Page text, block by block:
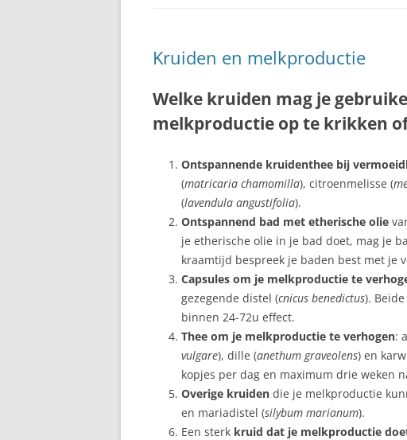
BORSTVOEDING EN DE
FEESTDAGEN
BORSTVOEDING IN HET
OPENBAAR
BORSTWEIGEREN
FLES WEIGEREN
GEWICHT VAN MAMA
GEZIN
KINDEROPVANG
Kruiden en melkproductie
Welke kruiden mag je
melkproductie op te krikken
Ontspannende kruidenthee bij
(matricaria chamomilla), citroenmelisse (
(lavendula angustifolia).
Ontspannend bad met etherische olie
je etherische olie in je bad doet, mag je
kraamtijd bespreek je baden best met je
Capsules om je melkproductie te
gezegende distel (cnicus benedictus).
binnen 24-72u effect.
Thee om je melkproductie te verhogen:
vulgare), dille (anethum graveolens) en
kopjes per dag en maximum drie weken
Overige kruiden die je melkproductie
en mariadistel (silybum marianum).
Een sterk kruid dat je melkproductie